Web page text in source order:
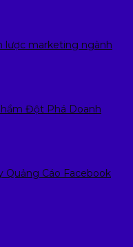
lược marketing ngành
Đột Phá Doanh
Quảng Cáo Facebook